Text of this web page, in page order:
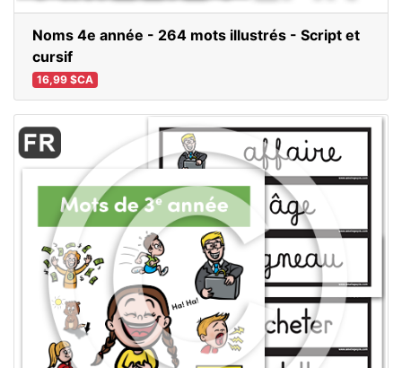
Noms 4e année - 264 mots illustrés - Script et
cursif
16,99 $CA